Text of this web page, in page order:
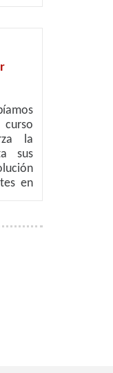
la
sus
en